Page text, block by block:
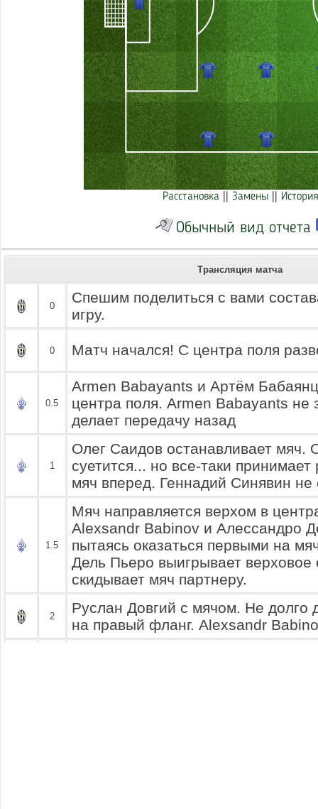
Расстановка Замены
Обычный вид отчета
Трансляция матча
0
Спешим поделиться с вами
игру.
0 Матч начался! С центра поля
0.5
Armen Babayants и Артём
центра поля. Armen Babayants не
делает передачу назад
1
Олег Саидов останавливает мяч.
суетится... но все-таки
мяч вперед. Геннадий Синявин
1.5
Мяч направляется верхом в
Alexsandr Babinov и Алессандро
пытаясь оказаться первыми на
Дель Пьеро выигрывает верховое
скидывает мяч партнеру.
2
Руслан Довгий с мячом. Не долго
на правый фланг. Alexsandr